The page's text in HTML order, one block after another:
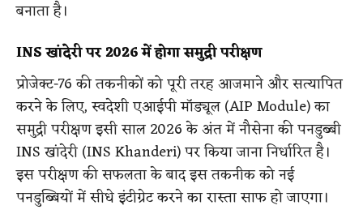
बनाता है।
INS खांदेरी पर 2026 में होगा समुद्री परीक्षण
प्रोजेक्ट-76 की तकनीकों को पूरी तरह आजमाने और सत्यापित
करने के लिए, स्वदेशी एआईपी मॉड्यूल (AIP Module) का
समुद्री परीक्षण इसी साल 2026 के अंत में नौसेना की पनडुब्बी
INS खांदेरी (INS Khanderi) पर किया जाना निर्धारित है।
इस परीक्षण की सफलता के बाद इस तकनीक को नई
पनडुब्बियों में सीधे इंटीग्रेट करने का रास्ता साफ हो जाएगा।